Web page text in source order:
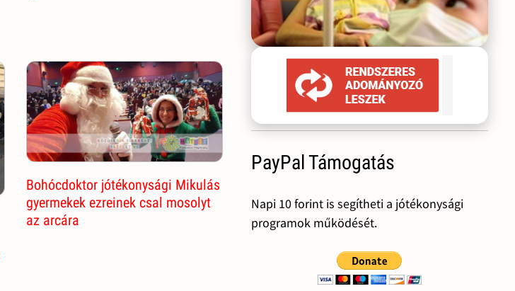
Bohócdoktor jótékonysági Mikulás
gyermekek ezreinek csal mosolyt
az arcára
PayPal Támogatás
Napi 10 forint is segítheti a jótékonysági
programok működését.